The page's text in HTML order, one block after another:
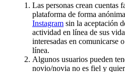
Las personas crean cuentas
plataforma de forma
Instagram sin la aceptación
actividad en línea de sus
interesadas en comunicarse
línea.
Algunos usuarios pueden
novio/novia no es fiel y